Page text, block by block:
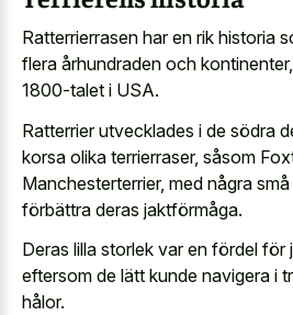
Ratterrierrasen har en rik historia
flera århundraden och
1800-talet i USA.
Ratterrier utvecklades i de södra
korsa olika terrierraser, såsom
Manchesterterrier, med några
förbättra deras jaktförmåga.
Deras lilla storlek var en fördel för
eftersom de lätt kunde navigera i
hålor.